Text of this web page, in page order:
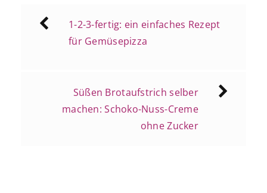
Beitragsnavigation
1-2-3-fertig: ein einfaches Rezept
für Gemüsepizza
Süßen Brotaufstrich selber
machen: Schoko-Nuss-Creme
ohne Zucker